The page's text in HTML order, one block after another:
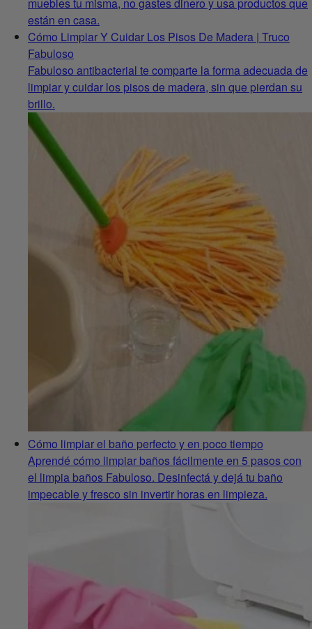
están en casa.
Cómo Limpiar Y Cuidar Los Pisos De Madera | Truco
Fabuloso
Fabuloso antibacterial te comparte la forma adecuada de
limpiar y cuidar los pisos de madera, sin que pierdan su
brillo.
Cómo limpiar el baño perfecto y en poco tiempo
Aprendé cómo limpiar baños fácilmente en 5 pasos con
el limpia baños Fabuloso. Desinfectá y dejá tu baño
impecable y fresco sin invertir horas en limpieza.